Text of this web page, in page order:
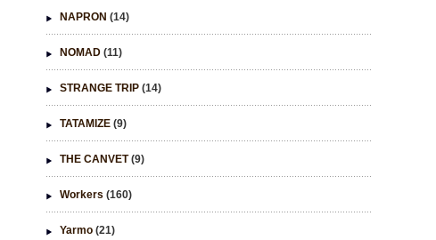
NAPRON (14)
NOMAD (11)
STRANGE TRIP (14)
TATAMIZE (9)
THE CANVET(9)
Workers (160)
Yarmo (21)